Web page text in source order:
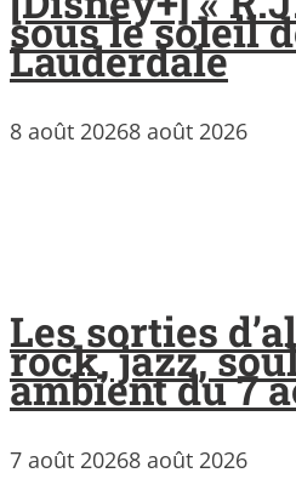
sous le soleil
Lauderdale
8 août 20268 août 2026
Les sorties
rock, jazz,
ambient du 7
7 août 20268 août 2026